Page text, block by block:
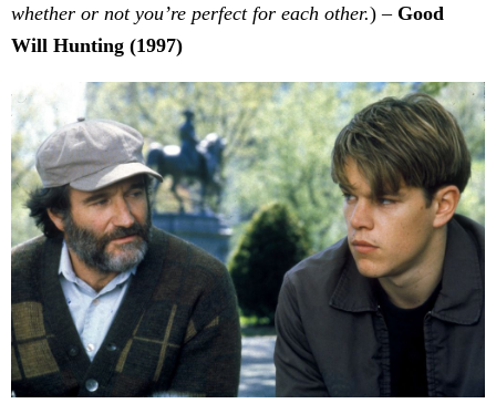
whether or not you’re perfect for each other.) – Good
Will Hunting (1997)